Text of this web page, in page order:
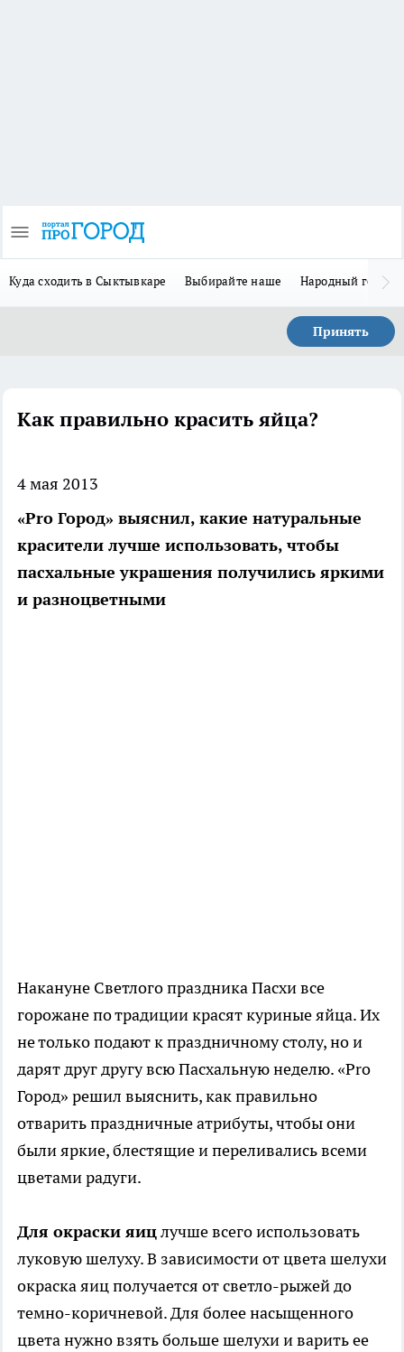
Куда сходить в Сыктывкаре Выбирайте наше Народный герой
Принять
Как правильно красить яйца?
4 мая 2013
«Pro Город» выяснил, какие натуральные
красители лучше использовать, чтобы
пасхальные украшения получились яркими
и разноцветными
Накануне Светлого праздника Пасхи все
горожане по традиции красят куриные яйца. Их
не только подают к праздничному столу, но и
дарят друг другу всю Пасхальную неделю. «Pro
Город» решил выяснить, как правильно
отварить праздничные атрибуты, чтобы они
были яркие, блестящие и переливались всеми
цветами радуги.
Для окраски яицлучше всего использовать
луковую шелуху. В зависимости от цвета шелухи
окраска яиц получается от светло-рыжей до
темно-коричневой. Для более насыщенного
цвета нужно взять больше шелухи и варить ее